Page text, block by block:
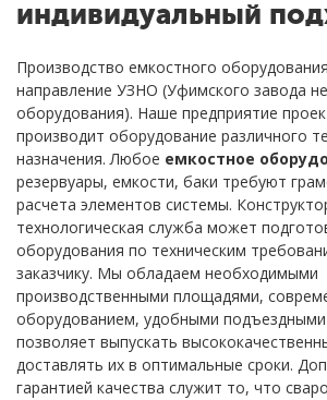
индивидуальный
Производство емкостного
направление УЗНО (Уфимского завода
оборудования). Наше предприятие
производит оборудование различного
назначения. Любое емкостное
резервуары, емкости, баки требуют
расчета элементов системы.
технологическая служба может
оборудования по техническим
заказчику. Мы обладаем необходимыми
производственными площадями,
оборудованием, удобными
позволяет выпускать
доставлять их в оптимальные сроки.
гарантией качества служит то, что